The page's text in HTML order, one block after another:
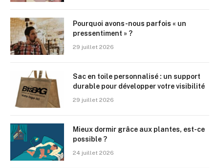
Pourquoi avons-nous parfois « un
pressentiment » ?
29 juillet 2026
Sac en toile personnalisé : un support
durable pour développer votre visibilité
29 juillet 2026
Mieux dormir grâce aux plantes, est-ce
possible ?
24 juillet 2026